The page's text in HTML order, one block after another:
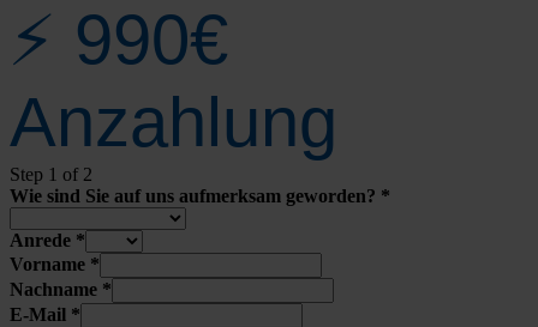
⚡ 990€
Anzahlung
Step 1 of 2
Wie sind Sie auf uns auf­merk­sam gewor­den? *
Anre­de *
Vor­na­me *
Nach­na­me *
E‑Mail *